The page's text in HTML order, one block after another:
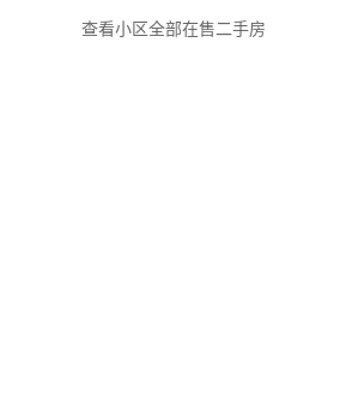
查看小区全部在售二手房